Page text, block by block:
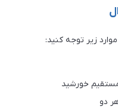
زیر توجه کنید:
خورشید
دو